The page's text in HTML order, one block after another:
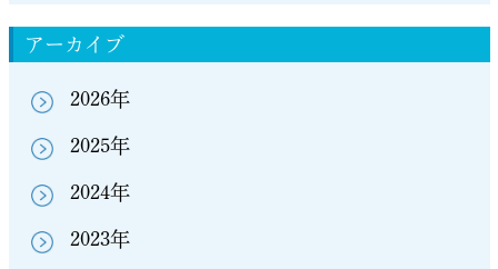
アーカイブ
2026年
2025年
2024年
2023年